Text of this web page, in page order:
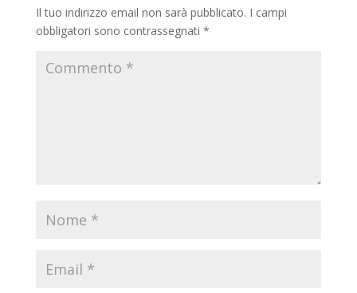
Il tuo indirizzo email non sarà pubblicato. I campi
obbligatori sono contrassegnati *